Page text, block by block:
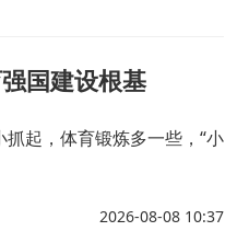
国建设根基
起，体育锻炼多一些，“小
2026-08-08 10:37